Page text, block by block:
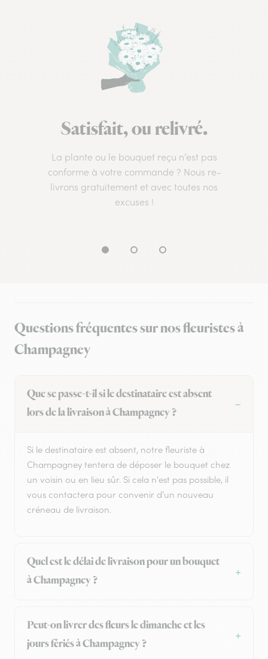
Satisfait, ou relivré.
La plante ou le bouquet reçu n’est pas
conforme à votre commande ? Nous re-
livrons gratuitement et avec toutes nos
excuses !
Questions fréquentes sur nos fleuristes à
Champagney
Que se passe-t-il si le destinataire est absent
lors de la livraison à Champagney ?
Si le destinataire est absent, notre fleuriste à
Champagney tentera de déposer le bouquet chez
un voisin ou en lieu sûr. Si cela n'est pas possible, il
vous contactera pour convenir d'un nouveau
créneau de livraison.
Quel est le délai de livraison pour un bouquet
à Champagney ?
Peut-on livrer des fleurs le dimanche et les
jours fériés à Champagney ?